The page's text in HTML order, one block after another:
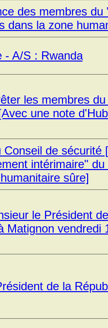
des membres du
dans la zone
- A/S : Rwanda
les membres
une note
de sécurité
intérimaire"
sûre]
le Président
Matignon vendredi
de la